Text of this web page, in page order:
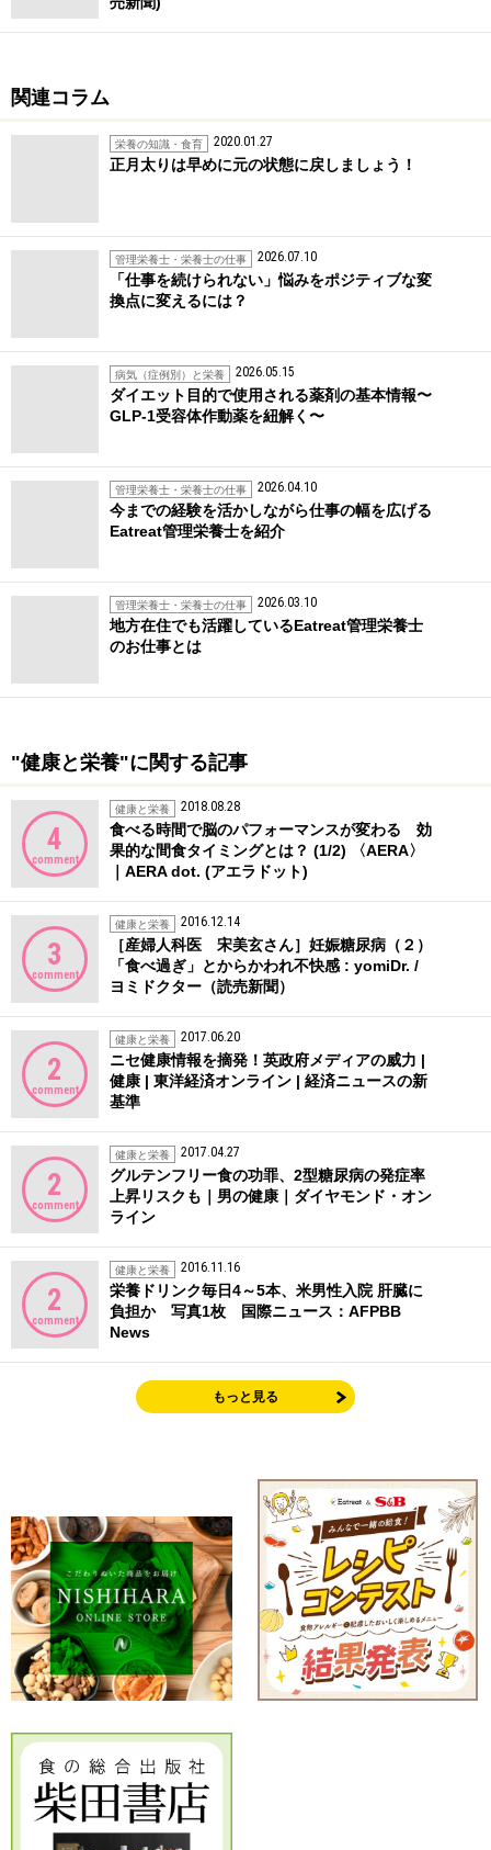
関連コラム
栄養の知識・食育 2020.01.27
正月太りは早めに元の状態に戻しましょう！
管理栄養士・栄養士の仕事 2026.07.10
「仕事を続けられない」悩みをポジティブな変
換点に変えるには？
病気（症例別）と栄養 2026.05.15
ダイエット目的で使用される薬剤の基本情報〜
GLP-1受容体作動薬を紐解く〜
管理栄養士・栄養士の仕事 2026.04.10
今までの経験を活かしながら仕事の幅を広げる
Eatreat管理栄養士を紹介
管理栄養士・栄養士の仕事 2026.03.10
地方在住でも活躍しているEatreat管理栄養士
のお仕事とは
"健康と栄養"に関する記事
4
comment
健康と栄養 2018.08.28
食べる時間で脳のパフォーマンスが変わる 効
果的な間食タイミングとは？ (1/2) 〈AERA〉
｜AERA dot. (アエラドット)
3
comment
健康と栄養 2016.12.14
［産婦人科医 宋美玄さん］妊娠糖尿病（２）
「食べ過ぎ」とからかわれ不快感 : yomiDr. /
ヨミドクター（読売新聞）
2
comment
健康と栄養 2017.06.20
ニセ健康情報を摘発！英政府メディアの威力 |
健康 | 東洋経済オンライン | 経済ニュースの新
基準
2
comment
健康と栄養 2017.04.27
グルテンフリー食の功罪、2型糖尿病の発症率
上昇リスクも｜男の健康｜ダイヤモンド・オン
ライン
2
comment
健康と栄養 2016.11.16
栄養ドリンク毎日4～5本、米男性入院 肝臓に
負担か 写真1枚 国際ニュース：AFPBB
News
もっと見る